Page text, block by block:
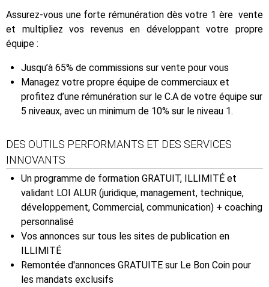
Assurez-vous une forte rémunération dès votre 1 ère vente
et multipliez vos revenus en développant votre propre
équipe :
Jusqu’à 65% de commissions sur vente pour vous
Managez votre propre équipe de commerciaux et
profitez d’une rémunération sur le C.A de votre équipe sur
5 niveaux, avec un minimum de 10% sur le niveau 1.
DES OUTILS PERFORMANTS ET DES SERVICES
INNOVANTS
Un programme de formation GRATUIT, ILLIMITÉ et
validant LOI ALUR (juridique, management, technique,
développement, Commercial, communication) + coaching
personnalisé
Vos annonces sur tous les sites de publication en
ILLIMITÉ
Remontée d'annonces GRATUITE sur Le Bon Coin pour
les mandats exclusifs